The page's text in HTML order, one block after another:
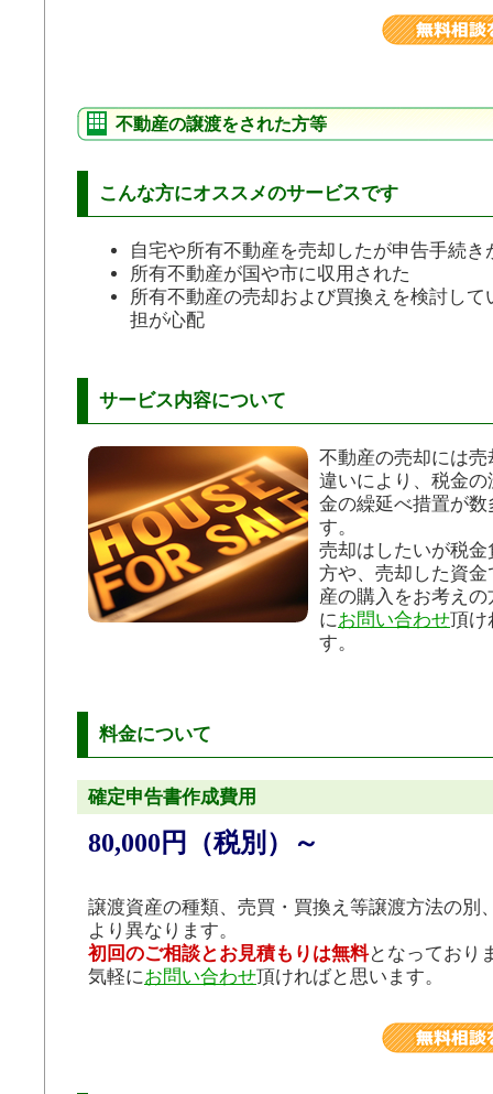
不動産の譲渡をされた方等
こんな方にオススメのサービスです
自宅や所有不動産を売却したが申告手続き
所有不動産が国や市に収用された
所有不動産の売却および買換えを検討して
担が心配
サービス内容について
不動産の売却には
違いにより、税金
金の繰延べ措置が
す。
売却はしたいが税
方や、売却した資
産の購入をお考え
にお問い合わせ頂け
す。
料金について
確定申告書作成費用
80,000円（税別）～
譲渡資産の種類、売買・買換え等譲渡方法の別
より異なります。
初回のご相談とお見積もりは無料となっており
気軽にお問い合わせ頂ければと思います。